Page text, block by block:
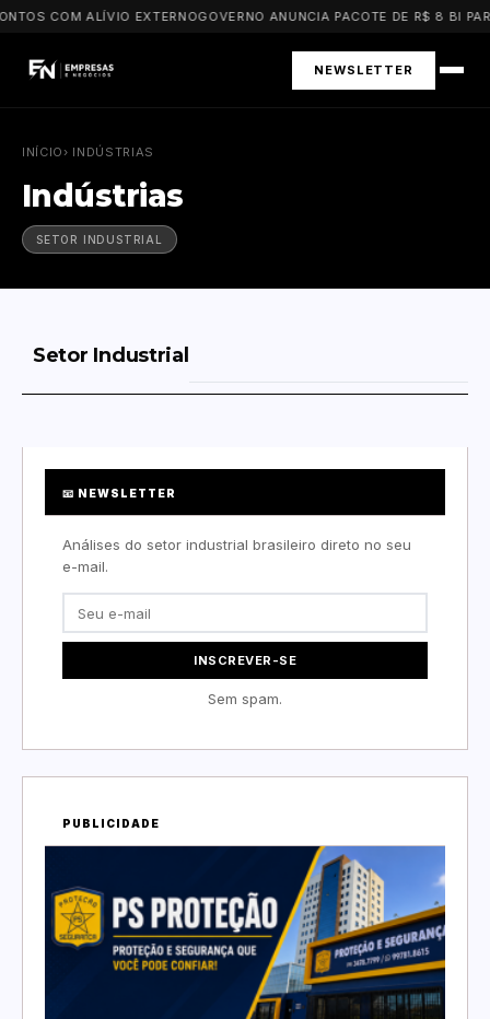
COM ALÍVIO EXTERNOGOVERNO ANUNCIA PACOTE DE R$ 8 BI
NEWSLETTER
INÍCIO › INDÚSTRIAS
Indústrias
SETOR INDUSTRIAL
Setor Industrial
📧 NEWSLETTER
Análises do setor industrial brasileiro direto no seu
e-mail.
INSCREVER-SE
Sem spam.
PUBLICIDADE